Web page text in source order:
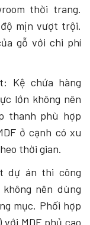
thời trang.
mịn vượt trội.
gỗ với chi phí
Kệ chứa hàng
lớn không nên
thanh phù hợp
ở cạnh có xu
thời gian.
dự án thi công
nên dùng
mục. Phối hợp
MDF phủ cao